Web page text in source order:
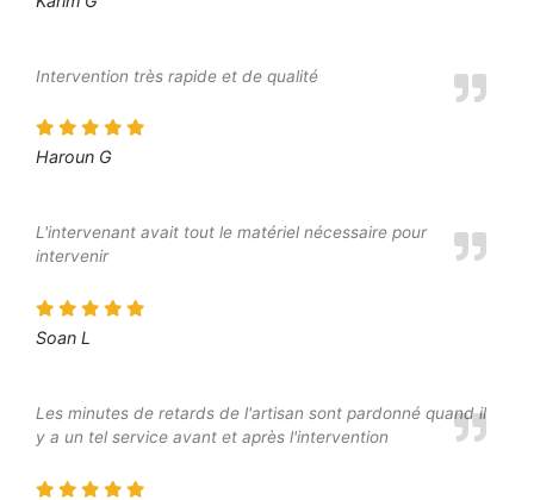
Intervention très rapide et de qualité
Haroun G
L'intervenant avait tout le matériel nécessaire pour
intervenir
Soan L
Les minutes de retards de l'artisan sont pardonné quand il
y a un tel service avant et après l'intervention